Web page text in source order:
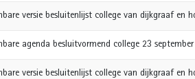
versie besluitenlijst college van dijkgraaf en
agenda besluitvormend college 23
versie besluitenlijst college van dijkgraaf en